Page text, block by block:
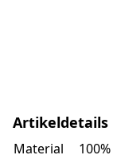
Artikeldetails
Material